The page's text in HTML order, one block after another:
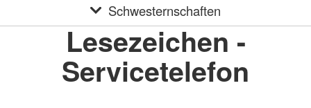
Schwesternschaften
Lesezeichen -
Servicetelefon